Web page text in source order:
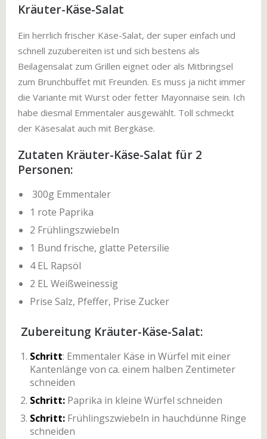
Kräuter-Käse-Salat
Ein herrlich frischer Käse-Salat, der super einfach und
schnell zuzubereiten ist und sich bestens als
Beilagensalat zum Grillen eignet oder als Mitbringsel
zum Brunchbuffet mit Freunden. Es muss ja nicht immer
die Variante mit Wurst oder fetter Mayonnaise sein. Ich
habe diesmal Emmentaler ausgewählt. Toll schmeckt
der Käsesalat auch mit Bergkäse.
Zutaten Kräuter-Käse-Salat für 2
Personen:
300g Emmentaler
1 rote Paprika
2 Frühlingszwiebeln
1 Bund frische, glatte Petersilie
4 EL Rapsöl
2 EL Weißweinessig
Prise Salz, Pfeffer, Prise Zucker
Zubereitung Kräuter-Käse-Salat:
Schritt: Emmentaler Käse in Würfel mit einer
Kantenlänge von ca. einem halben Zentimeter
schneiden
Schritt: Paprika in kleine Würfel schneiden
Schritt: Frühlingszwiebeln in hauchdünne Ringe
schneiden